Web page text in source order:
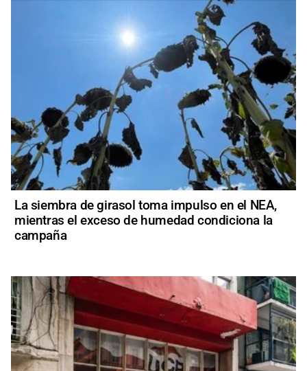
La siembra de girasol toma impulso en el NEA,
mientras el exceso de humedad condiciona la
campaña